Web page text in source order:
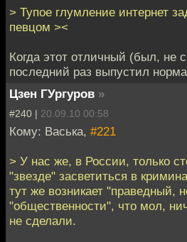
> Тупое глумление интернет
певцом ><
Когда этот отличный (был, не
последний раз выпустил
Цзен ГУргуров »
#240 | 20.09.10 00:58
Кому: Васька, #221
> У нас же, в России, только
"звезде" засветиться в
тут же возникает "праведный,
"общественности", что мол,
не сделали.